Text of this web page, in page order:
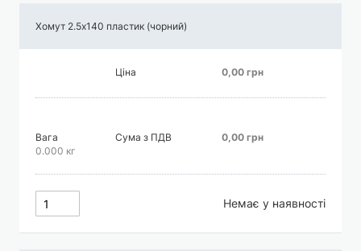
Хомут 2.5х140 пластик (чорний)
Ціна 0,00 грн
Вага
0.000 кг
Сума з ПДВ 0,00 грн
Немає у наявності